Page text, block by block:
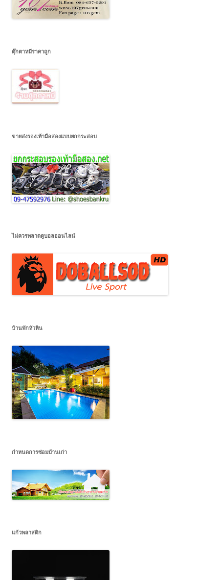
ตุ๊กตาหมีราคาถูก
ขายส่งรองเท้ามือสองแบบยกกระสอบ
ไม่ควรพลาดดูบอลออนไลน์
บ้านพักหัวหิน
กำหนดการซ่อมบ้านเก่า
แก้วพลาสติก